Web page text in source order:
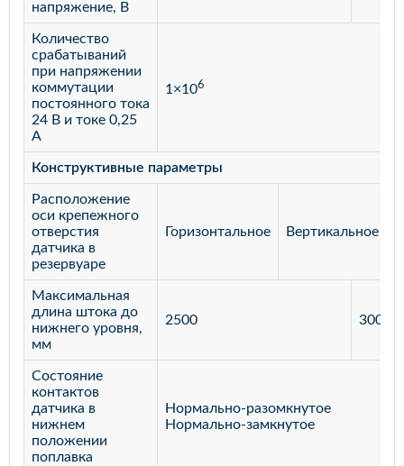
напряжение, В
Количество
срабатываний
при напряжении
коммутации
постоянного тока
24 В и токе 0,25
А
1×106
Конструктивные параметры
Расположение
оси крепежного
отверстия
датчика в
резервуаре
Горизонтальное Вертикальное
Максимальная
длина штока до
нижнего уровня,
мм
2500 3000
Состояние
контактов
датчика в
нижнем
положении
поплавка
Нормально-разомкнутое
Нормально-замкнутое